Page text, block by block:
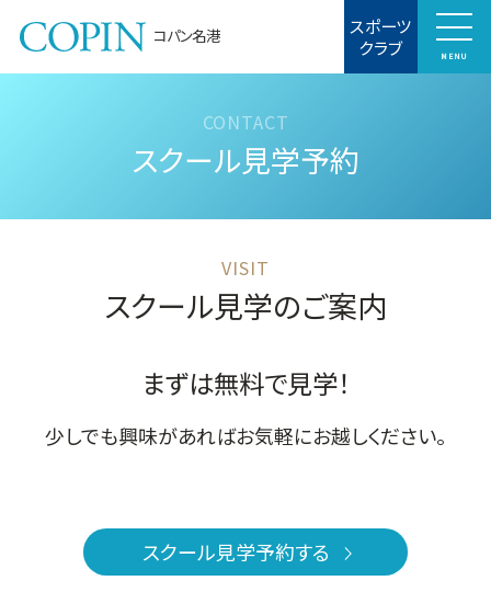
コパン名港 スポーツ
クラブ MENU
スクール見学予約
スクール見学のご案内
まずは無料で見学！
少しでも興味があればお気軽にお越しください。
スクール見学予約する